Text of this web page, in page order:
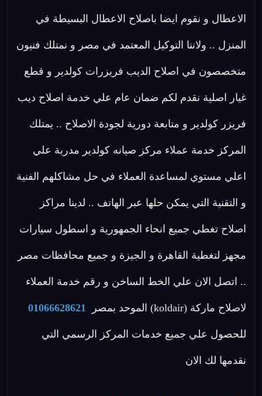
الاعطال و نقوم ايضا باصلاح الاعطال البسيطة في
المنزل .. ولاننا التوكيل المعتمد في مصر و نمتلك فنيون
متخصصون في اصلاح الديب فريزرات كولدير و قطع
غيار اصلية نقدم لكم ضمان عام علي خدمة اصلاح ديب
فريزر كولدير و متابعة دورية لجودة الاصلاح .. يمتلك
المركز خدمة عملاء مركز صيانه كولدير مدربة علي
اعلي مستوي لمساعدة العملاء في حل مشاكلهم الفنية
و التقنية التي يمكن حلها عبر الهاتف .. لدينا مراكز
اصلاح تغطي جميع انحاء الجمهورية و اسطول سيارات
مجهز لتغطية القاهرة و الجيزة و جميع محافظات مصر
.. اتصل الان علي الخط الساخن و رقم خدمة العملاء
لاصلاح ماركة (koldair) الموحد بمصر 01066628621
للحصول علي جميع خدمات المركز الرسمي التي
نقدمها لك الان